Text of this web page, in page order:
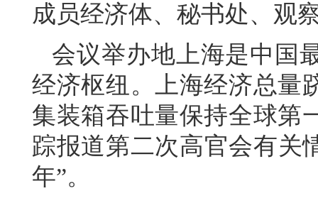
成员经济体、秘书处、观
会议举办地上海是中国
经济枢纽。上海经济总量
集装箱吞吐量保持全球第
踪报道第二次高官会有关
年”。